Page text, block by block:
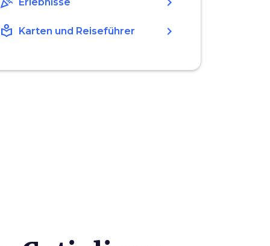
local_library Karten und Reiseführer chevron_right